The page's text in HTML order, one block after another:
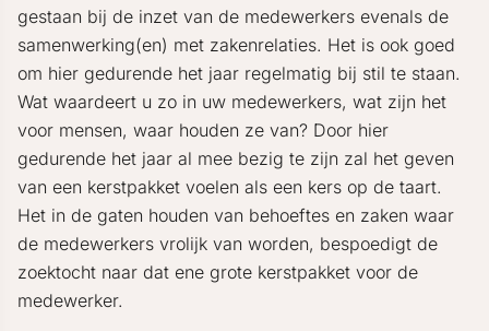
gestaan bij de inzet van de medewerkers evenals de
samenwerking(en) met zakenrelaties. Het is ook goed
om hier gedurende het jaar regelmatig bij stil te staan.
Wat waardeert u zo in uw medewerkers, wat zijn het
voor mensen, waar houden ze van? Door hier
gedurende het jaar al mee bezig te zijn zal het geven
van een kerstpakket voelen als een kers op de taart.
Het in de gaten houden van behoeftes en zaken waar
de medewerkers vrolijk van worden, bespoedigt de
zoektocht naar dat ene grote kerstpakket voor de
medewerker.